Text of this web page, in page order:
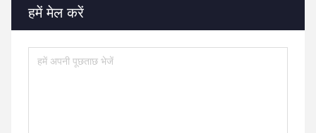
हमें मेल करें